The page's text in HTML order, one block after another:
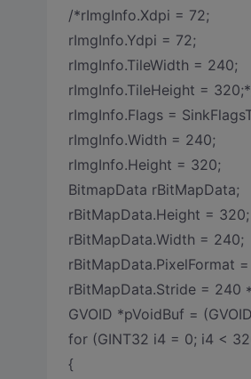
/*rImgInfo.Xdpi = 72;
rImgInfo.Ydpi = 72;
rImgInfo.TileWidth = 240;
rImgInfo.TileHeight =
rImgInfo.Flags =
rImgInfo.Width = 240;
rImgInfo.Height = 320;
BitmapData rBitMapData;
rBitMapData.Height = 320;
rBitMapData.Width = 240;
rBitMapData.PixelFormat =
rBitMapData.Stride = 240
GVOID *pVoidBuf =
for (GINT32 i4 = 0; i4 <
{